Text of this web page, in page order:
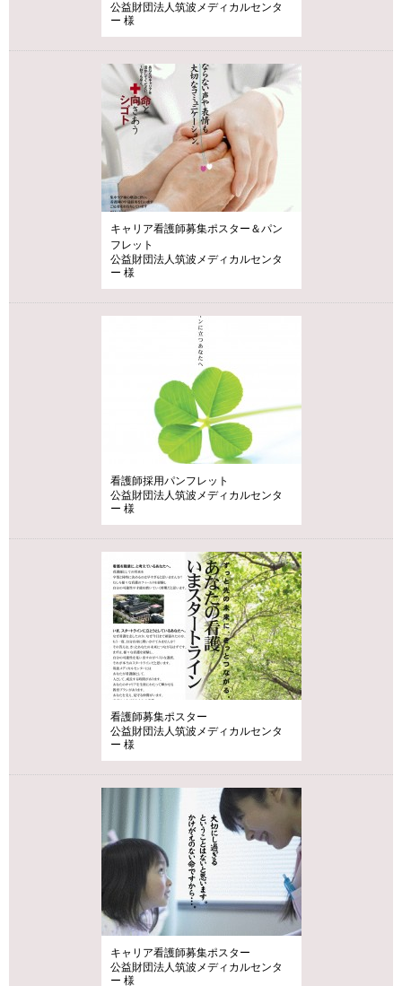
公益財団法人筑波メディカルセンタ
ー 様
キャリア看護師募集ポスター＆パン
フレット
公益財団法人筑波メディカルセンタ
ー 様
看護師採用パンフレット
公益財団法人筑波メディカルセンタ
ー 様
看護師募集ポスター
公益財団法人筑波メディカルセンタ
ー 様
キャリア看護師募集ポスター
公益財団法人筑波メディカルセンタ
ー 様